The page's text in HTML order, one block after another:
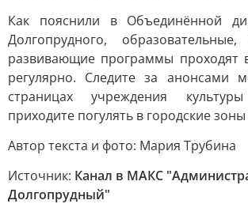
Как пояснили в Объединённой
Долгопрудного,
развивающие программы проходят
регулярно. Следите за анонсами
страницах учреждения
приходите погулять в городские
Автор текста и фото: Мария Трубина
Источник: Канал в МАКС
Долгопрудный"